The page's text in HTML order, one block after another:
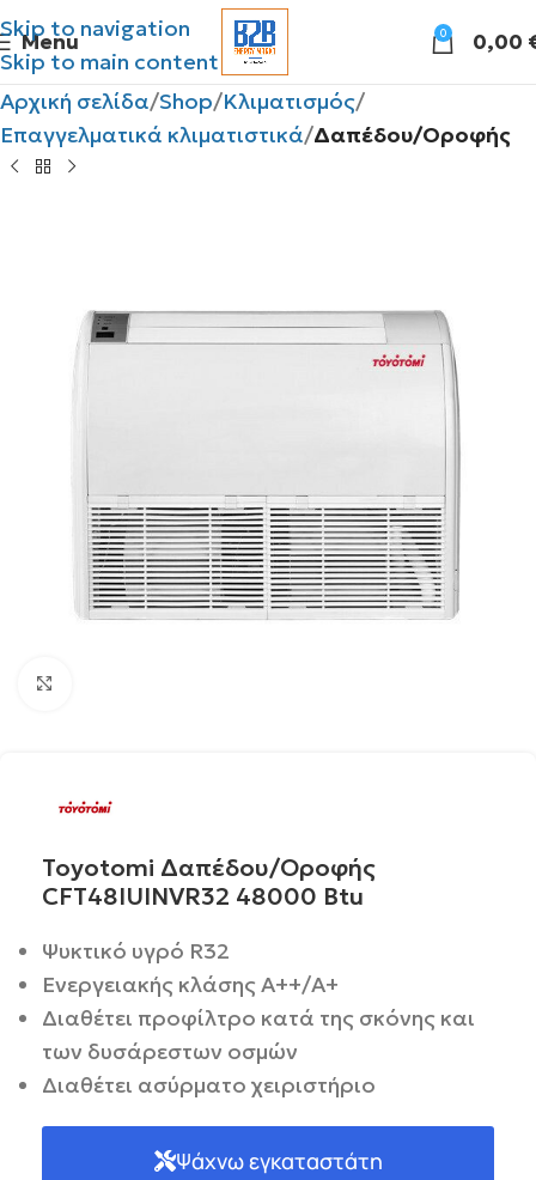
Skip to navigation
Skip to main content
Menu 0 0,00
Αρχική σελίδα Shop Κλιματισμός
Επαγγελματικά κλιματιστικά Δαπέδου/Οροφής
Toyotomi Δαπέδου/Οροφής
CFT48IUINVR32 48000 Btu
Ψυκτικό υγρό R32
Ενεργειακής κλάσης Α++/Α+
Διαθέτει προφίλτρο κατά της σκόνης και
των δυσάρεστων οσμών
Διαθέτει ασύρματο χειριστήριο
Ψάχνω εγκαταστάτη